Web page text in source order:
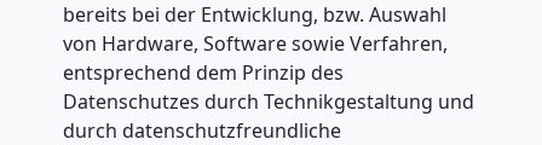
bereits bei der Entwicklung, bzw. Auswahl
von Hardware, Software sowie Verfahren,
entsprechend dem Prinzip des
Datenschutzes durch Technikgestaltung und
durch datenschutzfreundliche
Steyr